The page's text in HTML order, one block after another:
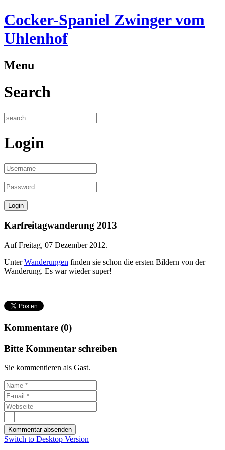
Cocker-Spaniel Zwinger vom
Uhlenhof
Menu
Search
Login
Karfreitagwanderung 2013
Auf Freitag, 07 Dezember 2012.
UnterWanderungen finden sie schon die ersten Bildern von der
Wanderung. Es war wieder super!
Kommentare (0)
Bitte Kommentar schreiben
Sie kommentieren als Gast.
Switch to Desktop Version